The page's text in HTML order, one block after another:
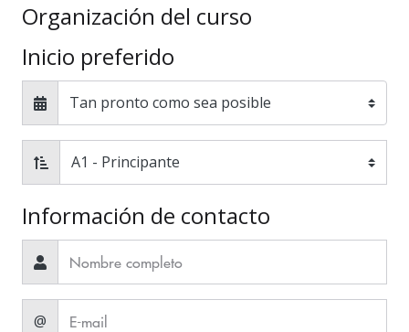
Organización del curso
Inicio preferido
Información de contacto
@